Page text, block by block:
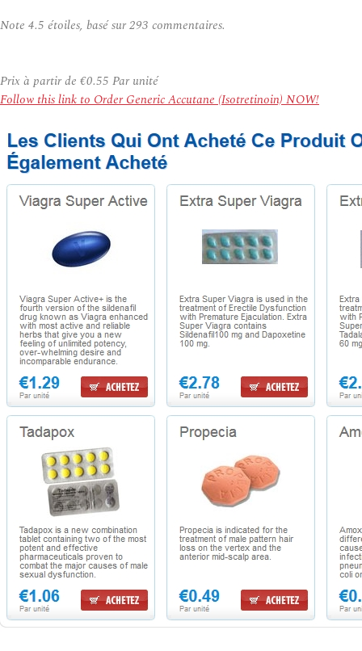
Note 4.5 étoiles, basé sur293 commentaires.
Prix à partir de €0.55 Par unité
Follow this link to Order Generic Accutane (Isotretinoin) NOW!